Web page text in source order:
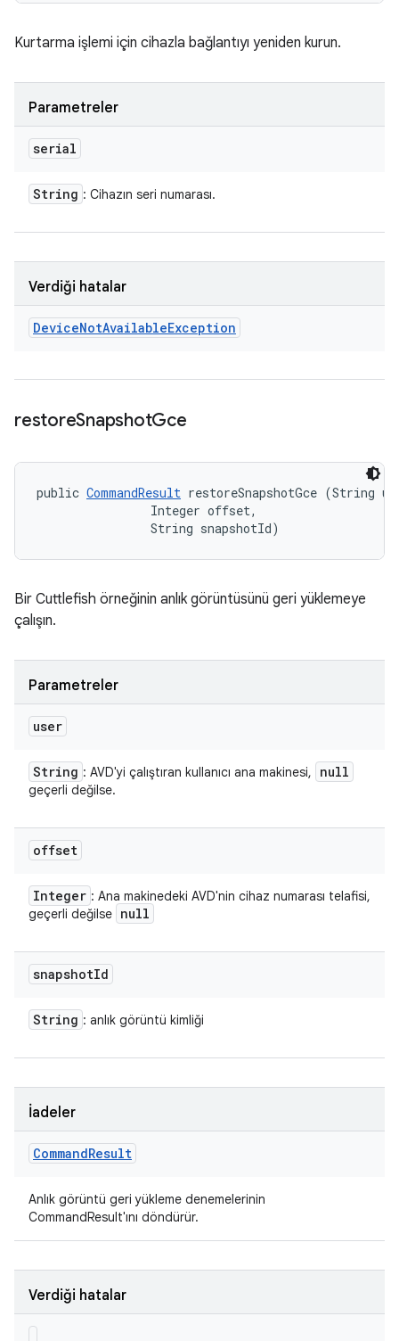
Kurtarma işlemi için cihazla bağlantıyı yeniden kurun.
Parametreler
serial
String : Cihazın seri numarası.
Verdiği hatalar
DeviceNotAvailableException
restoreSnapshotGce
public CommandResult restoreSnapshotGce (String
                Integer offset,
                String snapshotId)
Bir Cuttlefish örneğinin anlık görüntüsünü geri yüklemeye
çalışın.
Parametreler
user
String : AVD'yi çalıştıran kullanıcı ana makinesi, null
geçerli değilse.
offset
Integer : Ana makinedeki AVD'nin cihaz numarası telafisi,
geçerli değilse null
snapshotId
String : anlık görüntü kimliği
İadeler
CommandResult
Anlık görüntü geri yükleme denemelerinin
CommandResult'ını döndürür.
Verdiği hatalar